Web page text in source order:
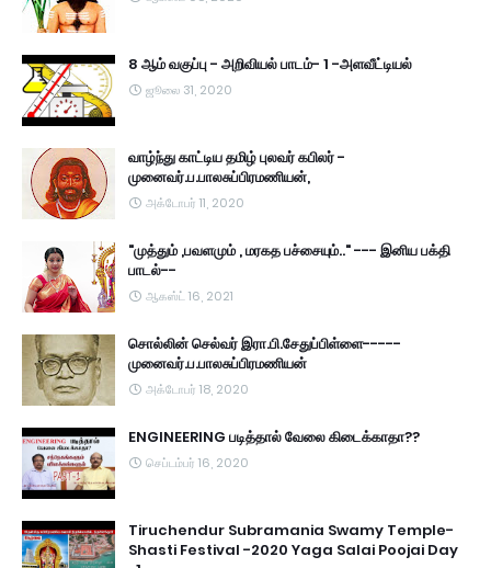
8 ஆம் வகுப்பு - அறிவியல் பாடம்- 1 -அளவீட்டியல்
ஜூலை 31, 2020
வாழ்ந்து காட்டிய தமிழ் புலவர் கபிலர் -
முனைவர்.ப.பாலசுப்பிரமணியன்,
அக்டோபர் 11, 2020
"முத்தும் ,பவளமும் , மரகத பச்சையும்.." --- இனிய பக்தி
பாடல்--
ஆகஸ்ட் 16, 2021
சொல்லின் செல்வர் இரா.பி.சேதுப்பிள்ளை-----
முனைவர்.ப.பாலசுப்பிரமணியன்
அக்டோபர் 18, 2020
ENGINEERING படித்தால் வேலை கிடைக்காதா??
செப்டம்பர் 16, 2020
Tiruchendur Subramania Swamy Temple-
Shasti Festival -2020 Yaga Salai Poojai Day